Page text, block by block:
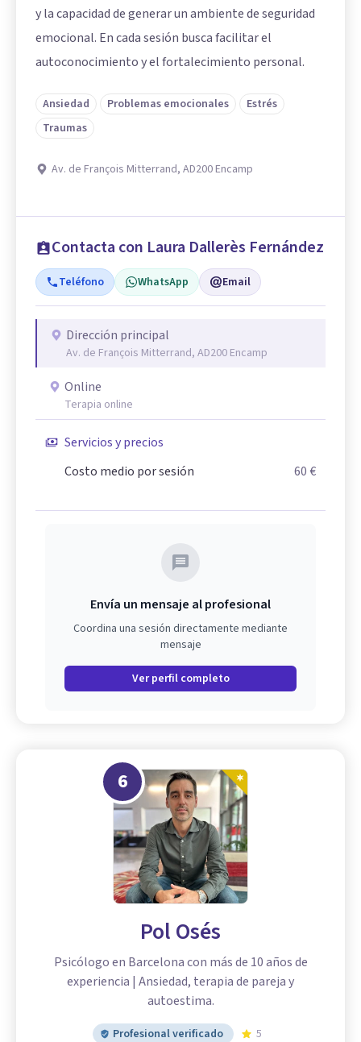
y la capacidad de generar un ambiente de seguridad
emocional. En cada sesión busca facilitar el
autoconocimiento y el fortalecimiento personal.
Ansiedad Problemas emocionales
Estrés
Traumas
Av. de François Mitterrand, AD200 Encamp
Contacta con Laura Dallerès Fernández
Teléfono WhatsApp Email
Dirección principal
Av. de François Mitterrand, AD200 Encamp
Online
Terapia online
Servicios y precios
Costo medio por sesión
60 €
Envía un mensaje al profesional
Coordina una sesión directamente mediante
mensaje
Ver perfil completo
6
Pol Osés
Psicólogo en Barcelona con más de 10 años de
experiencia | Ansiedad, terapia de pareja y
autoestima.
Profesional verificado 5